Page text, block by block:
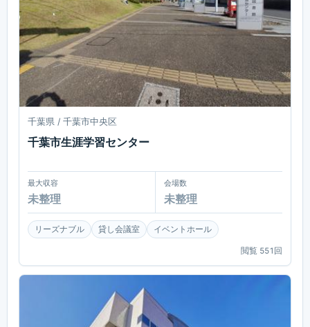
千葉県 / 千葉市中央区
千葉市生涯学習センター
最大収容
未整理
会場数
未整理
リーズナブル 貸し会議室 イベントホール
閲覧 551 回